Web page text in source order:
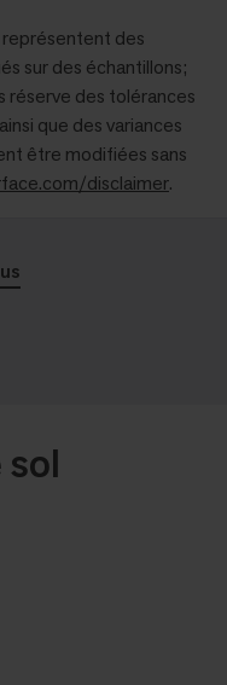
des
sur des échantillons;
réserve des tolérances
que des variances
être modifiées sans
disclaimer.